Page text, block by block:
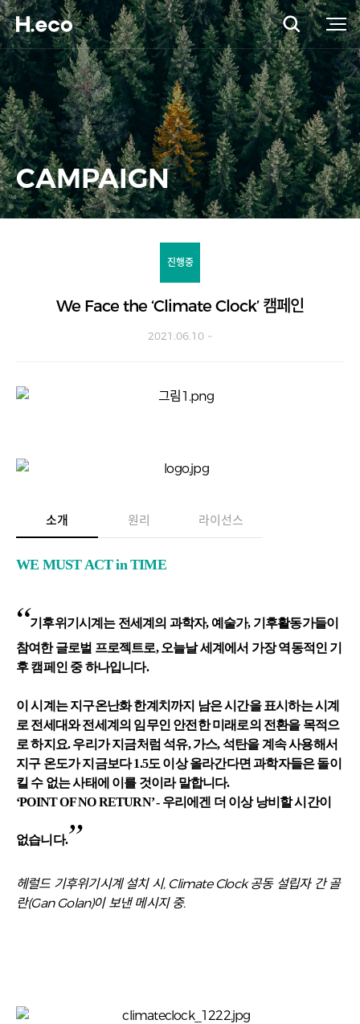
CAMPAIGN
진행중
We Face the ‘Climate Clock’ 캠페인
2021.06.10 ~
소개 원리 라이선스
WE MUS​T ACT in TIME
“기후위기시계는 전세계의 과학자, 예술가, 기후활동가들이
참여한 글로벌 프로젝트로, 오늘날 세계에서 가장 역동적인 기
후 캠페인 중 하나입니다.
이 시계는 지구온난화 한계치까지 남은 시간을 표시하는 시계
로 전세대와 전세계의 임무인 안전한 미래로의 전환을 목적으
로 하지요. 우리가 지금처럼 석유, 가스, 석탄을 계속 사용해서
지구 온도가 지금보다 1.5도 이상 올라간다면 과학자들은 돌이
킬 수 없는 사태에 이를 것이라 말합니다.
‘POINT OF NO RETURN’ - 우리에겐 더 이상 낭비할 시간이
없습니다.”
헤럴드 기후위기시계 설치 시, Climate Clock 공동 설립자 간 골
란(Gan Golan)이 보낸 메시지 중.